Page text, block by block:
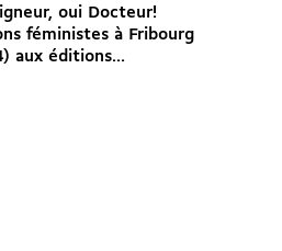
oui Docteur!
féministes à Fribourg
aux éditions...